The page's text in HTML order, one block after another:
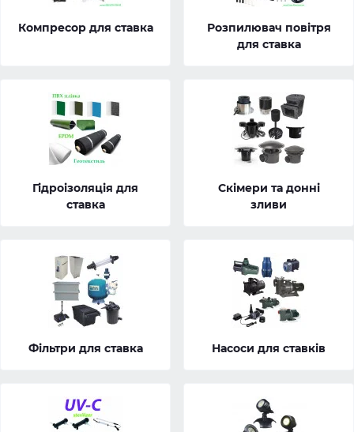
Компресор для ставка
Розпилювач повітря
для ставка
Гідроізоляція для
ставка
Скімери та донні
зливи
Фільтри для ставка Насоси для ставків